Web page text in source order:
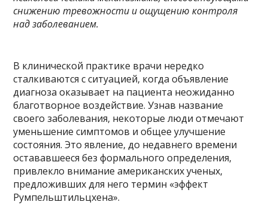
снижению тревожности и ощущению контроля
над заболеванием.
В клинической практике врачи нередко
сталкиваются с ситуацией, когда объявление
диагноза оказывает на пациента неожиданно
благотворное воздействие. Узнав название
своего заболевания, некоторые люди отмечают
уменьшение симптомов и общее улучшение
состояния. Это явление, до недавнего времени
остававшееся без формального определения,
привлекло внимание американских ученых,
предложивших для него термин «эффект
Румпельштильцхена».